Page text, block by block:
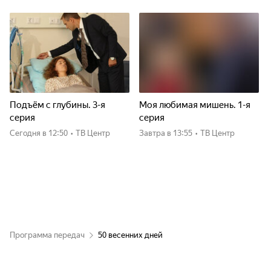
Подъём с глубины. 3-я
серия
Сегодня в 12:50 • ТВ Центр
Моя любимая мишень. 1-я
серия
Завтра в 13:55 • ТВ Центр
Программа передач 50 весенних дней